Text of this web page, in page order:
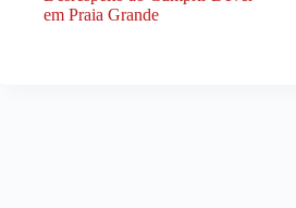
em Praia Grande